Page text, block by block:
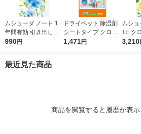
ムシューダ ノート 1
年間有効 引き出し・
衣装ケース用 フリー
990円
ドライペット 除湿剤
シートタイプ クロー
ゼット用 1袋（4枚
1,471円
ムシ
TE ク
類 防
3,210
最近見た商品
商品を閲覧すると履歴が表